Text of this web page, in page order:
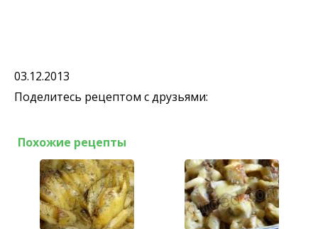
03.12.2013
Поделитесь рецептом с друзьями:
Похожие рецепты